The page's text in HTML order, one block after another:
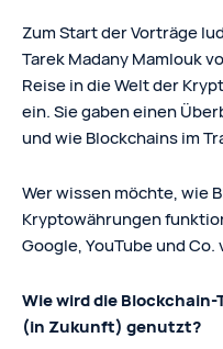
Zum Start der Vorträge
Tarek Madany Mamlouk
Reise in die Welt der
ein. Sie gaben einen
und wie Blockchains im
Wer wissen möchte, wie
Kryptowährungen
Google, YouTube und
Wie wird die
(in Zukunft) genutzt?